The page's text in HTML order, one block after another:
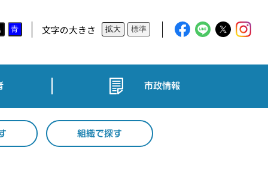
青 文字の大きさ 拡大 標準
市政情報
組織で探す